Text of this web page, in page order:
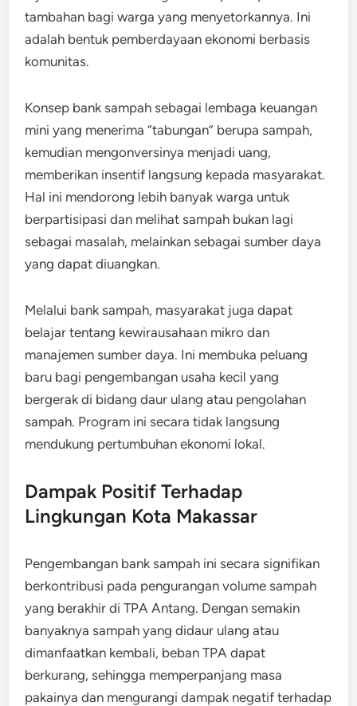
tambahan bagi warga yang menyetorkannya. Ini
adalah bentuk pemberdayaan ekonomi berbasis
komunitas.
Konsep bank sampah sebagai lembaga keuangan
mini yang menerima “tabungan” berupa sampah,
kemudian mengonversinya menjadi uang,
memberikan insentif langsung kepada masyarakat.
Hal ini mendorong lebih banyak warga untuk
berpartisipasi dan melihat sampah bukan lagi
sebagai masalah, melainkan sebagai sumber daya
yang dapat diuangkan.
Melalui bank sampah, masyarakat juga dapat
belajar tentang kewirausahaan mikro dan
manajemen sumber daya. Ini membuka peluang
baru bagi pengembangan usaha kecil yang
bergerak di bidang daur ulang atau pengolahan
sampah. Program ini secara tidak langsung
mendukung pertumbuhan ekonomi lokal.
Dampak Positif Terhadap
Lingkungan Kota Makassar
Pengembangan bank sampah ini secara signifikan
berkontribusi pada pengurangan volume sampah
yang berakhir di TPA Antang. Dengan semakin
banyaknya sampah yang didaur ulang atau
dimanfaatkan kembali, beban TPA dapat
berkurang, sehingga memperpanjang masa
pakainya dan mengurangi dampak negatif terhadap